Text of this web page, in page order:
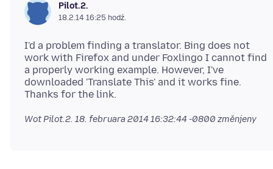
Pilot.2.
18.2.14 16:25 hodź.
I'd a problem finding a translator. Bing does not
work with Firefox and under Foxlingo I cannot find
a properly working example. However, I've
downloaded 'Translate This' and it works fine.
Wot Pilot.2. 18. februara 2014 16:32:44 -0800 změnjeny